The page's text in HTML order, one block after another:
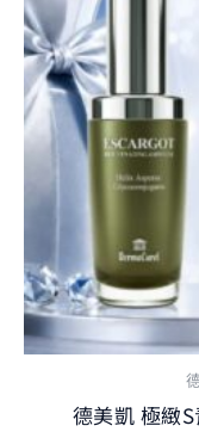
德美凱 極緻